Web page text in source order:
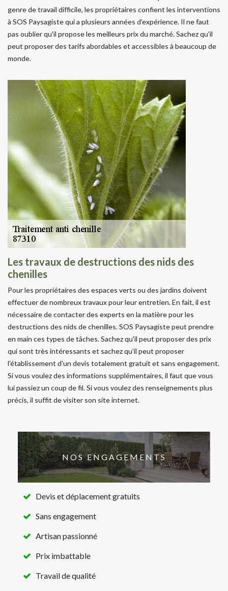
genre de travail difficile, les propriétaires confient les interventions
à SOS Paysagiste qui a plusieurs années d'expérience. Il ne faut
pas oublier qu'il propose les meilleurs prix du marché. Sachez qu'il
peut proposer des tarifs abordables et accessibles à beaucoup de
monde.
Les travaux de destructions des nids des
chenilles
Pour les propriétaires des espaces verts ou des jardins doivent
effectuer de nombreux travaux pour leur entretien. En fait, il est
nécessaire de contacter des experts en la matière pour les
destructions des nids de chenilles. SOS Paysagiste peut prendre
en main ces types de tâches. Sachez qu'il peut proposer des prix
qui sont très intéressants et sachez qu'il peut proposer
l'établissement d'un devis totalement gratuit et sans engagement.
Si vous voulez des informations supplémentaires, il faut que vous
lui passiez un coup de fil. Si vous voulez des renseignements plus
précis, il suffit de visiter son site internet.
NOS ENGAGEMENTS
Devis et déplacement gratuits
Sans engagement
Artisan passionné
Prix imbattable
Travail de qualité